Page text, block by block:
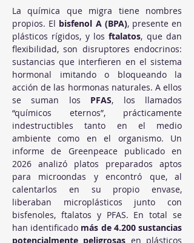
La química que migra tiene nombres
propios. El bisfenol A (BPA), presente en
plásticos rígidos, y los ftalatos, que dan
flexibilidad, son disruptores endocrinos:
sustancias que interfieren en el sistema
hormonal imitando o bloqueando la
acción de las hormonas naturales. A ellos
se suman los PFAS, los llamados
“químicos eternos”, prácticamente
indestructibles tanto en el medio
ambiente como en el organismo. Un
informe de Greenpeace publicado en
2026 analizó platos preparados aptos
para microondas y encontró que, al
calentarlos en su propio envase,
liberaban microplásticos junto con
bisfenoles, ftalatos y PFAS. En total se
han identificado más de 4.200 sustancias
potencialmente peligrosas en plásticos